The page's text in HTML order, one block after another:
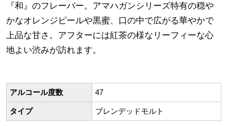
『和』のフレーバー。アマハガンシリーズ特有の穏や
かなオレンジピールや黒蜜、口の中で広がる華やかで
上品な甘さ。アフターには紅茶の様なリーフィーな心
地よい渋みが訪れます。
アルコール度数 47
タイプ ブレンデッドモルト